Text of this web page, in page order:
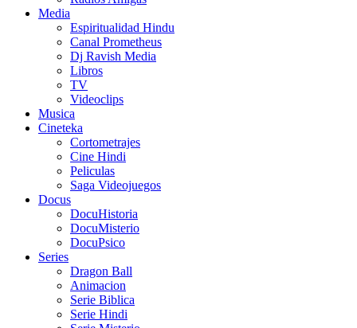
Media
Espiritualidad Hindu
Canal Prometheus
Dj Ravish Media
Libros
TV
Videoclips
Musica
Cineteka
Cortometrajes
Cine Hindi
Peliculas
Saga Videojuegos
Docus
DocuHistoria
DocuMisterio
DocuPsico
Series
Dragon Ball
Animacion
Serie Biblica
Serie Hindi